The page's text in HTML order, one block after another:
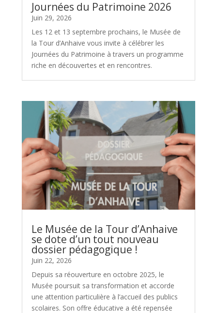
Journées du Patrimoine 2026
Juin 29, 2026
Les 12 et 13 septembre prochains, le Musée de
la Tour d’Anhaive vous invite à célébrer les
Journées du Patrimoine à travers un programme
riche en découvertes et en rencontres.
Le Musée de la Tour d’Anhaive
se dote d’un tout nouveau
dossier pédagogique !
Juin 22, 2026
Depuis sa réouverture en octobre 2025, le
Musée poursuit sa transformation et accorde
une attention particulière à l’accueil des publics
scolaires. Son offre éducative a été repensée